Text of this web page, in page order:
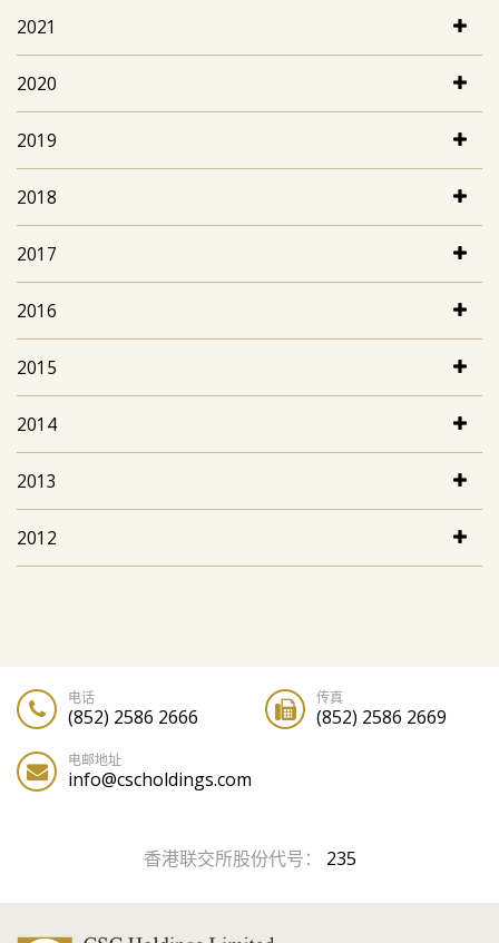
2021
2020
2019
2018
2017
2016
2015
2014
2013
2012
电话
(852) 2586 2666
传真
(852) 2586 2669
电邮地址
info@cscholdings.com
香港联交所股份代号： 235